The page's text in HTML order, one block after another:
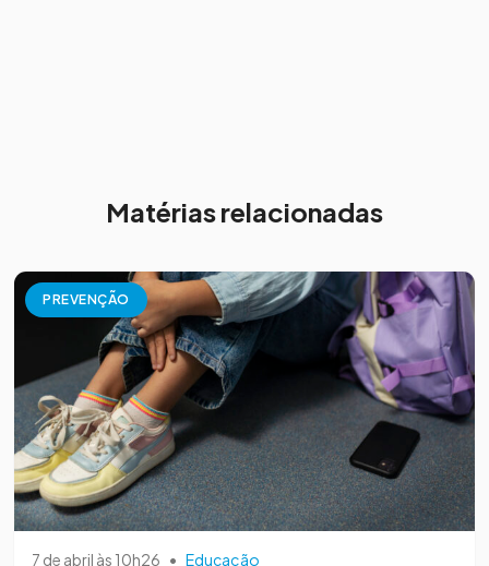
Matérias relacionadas
PREVENÇÃO
7 de abril às 10h26 • Educação